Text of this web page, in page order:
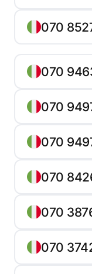
070
070
070
070
070
070
070